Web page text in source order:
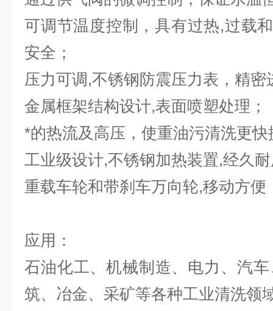
可调节温度控制，具有过热,过载
安全；
压力可调,不锈钢防震压力表，精密
金属框架结构设计,表面喷塑处理；
*的热流及高压，使重油污清洗更快
工业级设计,不锈钢加热装置,经久
重载车轮和带刹车万向轮,移动方便
应用：
石油化工、机械制造、电力、汽
筑、冶金、采矿等各种工业清洗领